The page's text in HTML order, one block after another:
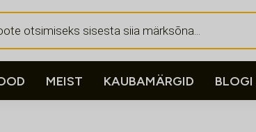
MEIST KAUBAMÄRGID BLOGI